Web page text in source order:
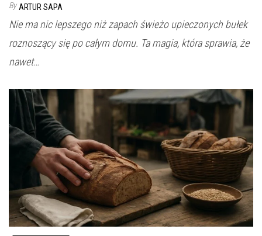
By ARTUR SAPA
Nie ma nic lepszego niż zapach świeżo upieczonych bułek
roznoszący się po całym domu. Ta magia, która sprawia, że
nawet…